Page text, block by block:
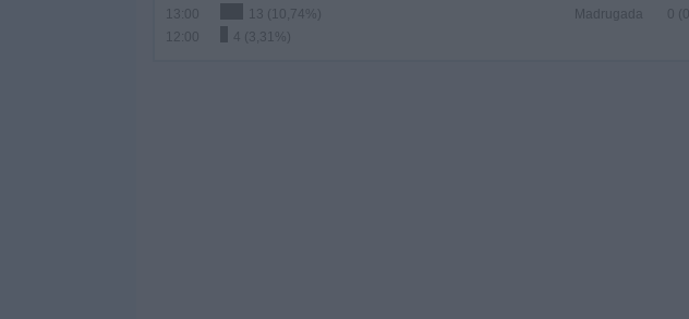
13:00
13 (10,74%)
12:00
4 (3,31%)
Madrugada
0